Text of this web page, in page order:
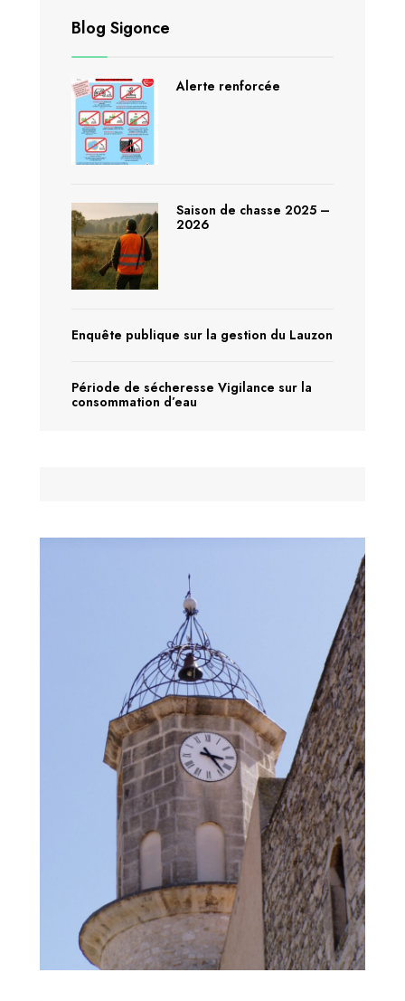
Blog Sigonce
Alerte renforcée
Saison de chasse 2025 –
2026
Enquête publique sur la gestion du Lauzon
Période de sécheresse Vigilance sur la
consommation d’eau